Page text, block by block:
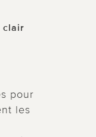
clair
pour
les